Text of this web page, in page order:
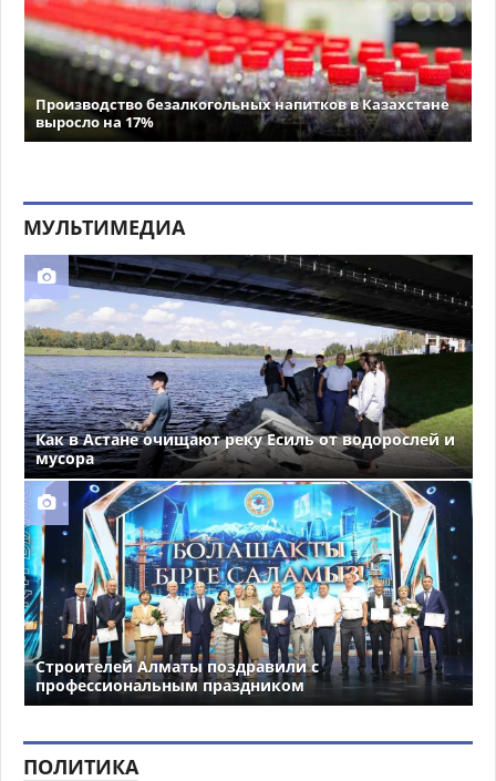
Производство безалкогольных напитков в Казахстане
выросло на 17%
МУЛЬТИМЕДИА
Как в Астане очищают реку Есиль от водорослей и
мусора
Строителей Алматы поздравили с
профессиональным праздником
ПОЛИТИКА